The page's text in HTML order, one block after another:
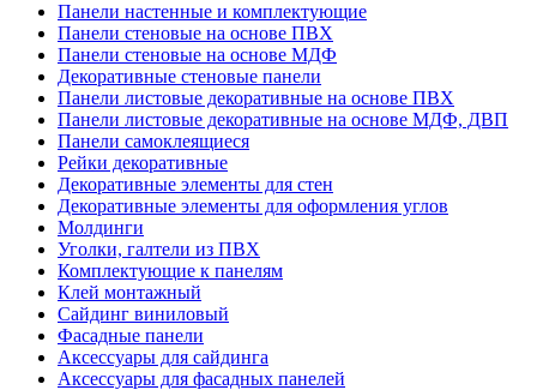
Панели настенные и комплектующие
Панели стеновые на основе ПВХ
Панели стеновые на основе МДФ
Декоративные стеновые панели
Панели листовые декоративные на основе ПВХ
Панели листовые декоративные на основе МДФ, ДВП
Панели самоклеящиеся
Рейки декоративные
Декоративные элементы для стен
Декоративные элементы для оформления углов
Молдинги
Уголки, галтели из ПВХ
Комплектующие к панелям
Клей монтажный
Сайдинг виниловый
Фасадные панели
Аксессуары для сайдинга
Аксессуары для фасадных панелей